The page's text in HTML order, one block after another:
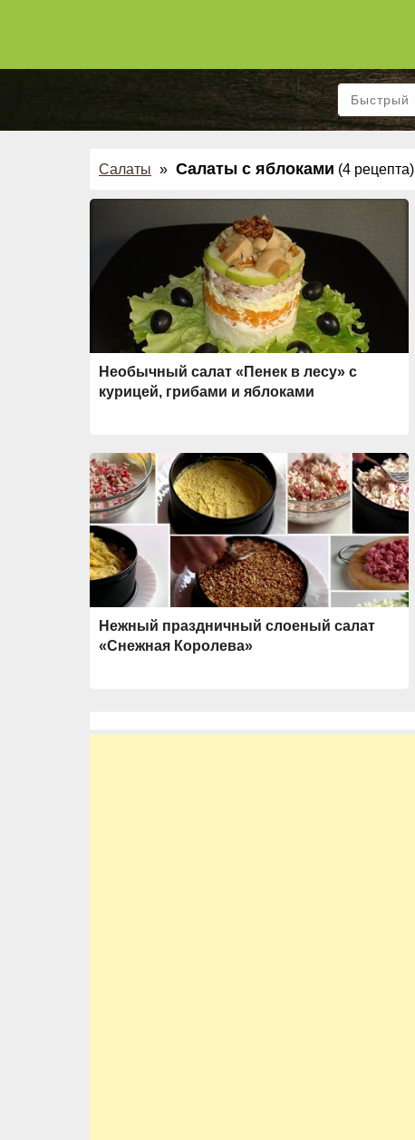
Салаты » Салаты с яблоками (4 рецепта)
Необычный салат «Пенек в лесу» с
курицей, грибами и яблоками
Нежный праздничный слоеный салат
«Снежная Королева»